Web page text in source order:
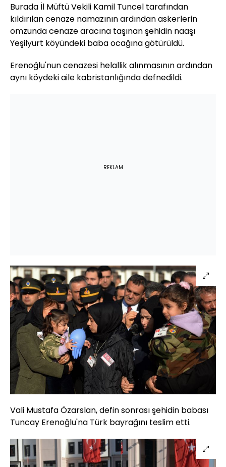
Burada İl Müftü Vekili Kamil Tuncel tarafından
kıldırılan cenaze namazının ardından askerlerin
omzunda cenaze aracına taşınan şehidin naaşı
Yeşilyurt köyündeki baba ocağına götürüldü.
Erenoğlu'nun cenazesi helallik alınmasının ardından
aynı köydeki aile kabristanlığında defnedildi.
REKLAM
Vali Mustafa Özarslan, defin sonrası şehidin babası
Tuncay Erenoğlu'na Türk bayrağını teslim etti.